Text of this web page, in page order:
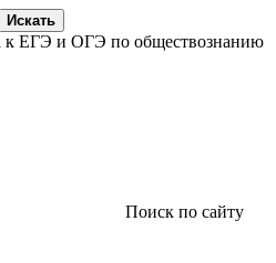
Искать
к ЕГЭ и ОГЭ по обществознанию
Поиск по сайту